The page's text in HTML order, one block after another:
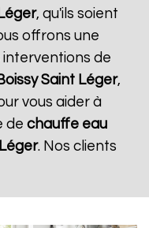
, qu'ils soient
offrons une
interventions de
Saint Léger,
vous aider à
dechauffe eau
. Nos clients